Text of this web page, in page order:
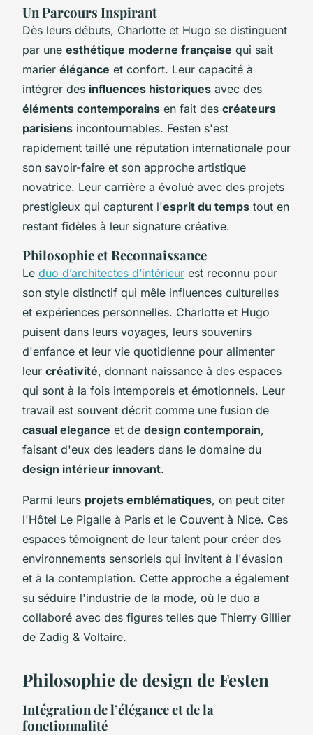
Un Parcours Inspirant
Dès leurs débuts, Charlotte et Hugo se distinguent
par une esthétique moderne française qui sait
marier élégance et confort. Leur capacité à
intégrer des influences historiques avec des
éléments contemporains en fait des créateurs
parisiens incontournables. Festen s'est
rapidement taillé une réputation internationale pour
son savoir-faire et son approche artistique
novatrice. Leur carrière a évolué avec des projets
prestigieux qui capturent l'esprit du temps tout en
restant fidèles à leur signature créative.
Philosophie et Reconnaissance
Le duo d’architectes d’intérieur est reconnu pour
son style distinctif qui mêle influences culturelles
et expériences personnelles. Charlotte et Hugo
puisent dans leurs voyages, leurs souvenirs
d'enfance et leur vie quotidienne pour alimenter
leur créativité, donnant naissance à des espaces
qui sont à la fois intemporels et émotionnels. Leur
travail est souvent décrit comme une fusion de
casual elegance et de design contemporain,
faisant d'eux des leaders dans le domaine du
design intérieur innovant.
Parmi leurs projets emblématiques, on peut citer
l'Hôtel Le Pigalle à Paris et le Couvent à Nice. Ces
espaces témoignent de leur talent pour créer des
environnements sensoriels qui invitent à l'évasion
et à la contemplation. Cette approche a également
su séduire l'industrie de la mode, où le duo a
collaboré avec des figures telles que Thierry Gillier
de Zadig & Voltaire.
Philosophie de design de Festen
Intégration de l’élégance et de la
fonctionnalité